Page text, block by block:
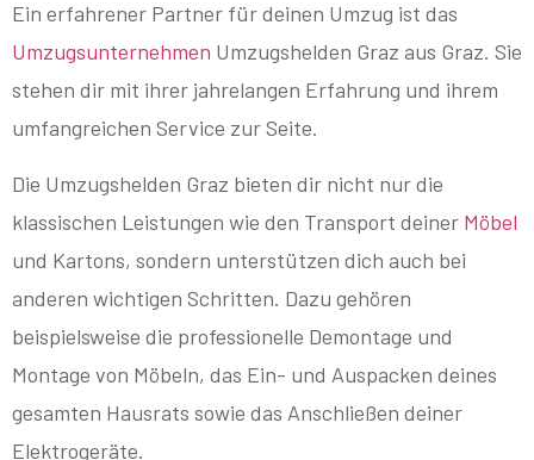
Ein erfahrener Partner für deinen Umzug ist das
Umzugsunternehmen Umzugshelden Graz aus Graz. Sie
stehen dir mit ihrer jahrelangen Erfahrung und ihrem
umfangreichen Service zur Seite.
Die Umzugshelden Graz bieten dir nicht nur die
klassischen Leistungen wie den Transport deiner Möbel
und Kartons, sondern unterstützen dich auch bei
anderen wichtigen Schritten. Dazu gehören
beispielsweise die professionelle Demontage und
Montage von Möbeln, das Ein- und Auspacken deines
gesamten Hausrats sowie das Anschließen deiner
Elektrogeräte.